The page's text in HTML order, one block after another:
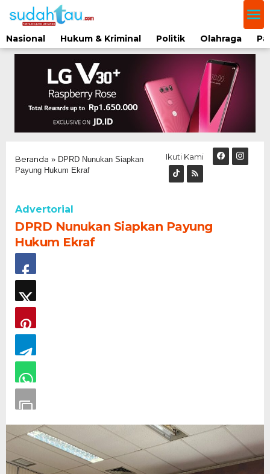
ke
konten
Nasional
Hukum & Kriminal Politik Olahraga
Beranda » DPRD Nunukan Siapkan
Payung Hukum Ekraf
Ikuti Kami
Advertorial
DPRD Nunukan Siapkan Payung
Hukum Ekraf